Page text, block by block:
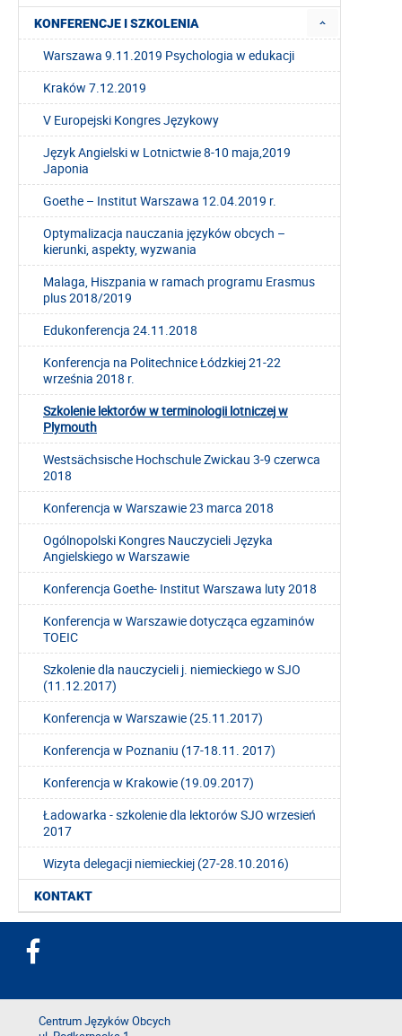
KONFERENCJE I SZKOLENIA
Warszawa 9.11.2019 Psychologia w edukacji
Kraków 7.12.2019
V Europejski Kongres Językowy
Język Angielski w Lotnictwie 8-10 maja,2019
Japonia
Goethe – Institut Warszawa 12.04.2019 r.
Optymalizacja nauczania języków obcych –
kierunki, aspekty, wyzwania
Malaga, Hiszpania w ramach programu Erasmus
plus 2018/2019
Edukonferencja 24.11.2018
Konferencja na Politechnice Łódzkiej 21-22
września 2018 r.
Szkolenie lektorów w terminologii lotniczej w
Plymouth
Westsächsische Hochschule Zwickau 3-9 czerwca
2018
Konferencja w Warszawie 23 marca 2018
Ogólnopolski Kongres Nauczycieli Języka
Angielskiego w Warszawie
Konferencja Goethe- Institut Warszawa luty 2018
Konferencja w Warszawie dotycząca egzaminów
TOEIC
Szkolenie dla nauczycieli j. niemieckiego w SJO
(11.12.2017)
Konferencja w Warszawie (25.11.2017)
Konferencja w Poznaniu (17-18.11. 2017)
Konferencja w Krakowie (19.09.2017)
Ładowarka - szkolenie dla lektorów SJO wrzesień
2017
Wizyta delegacji niemieckiej (27-28.10.2016)
KONTAKT
Centrum Języków Obcych